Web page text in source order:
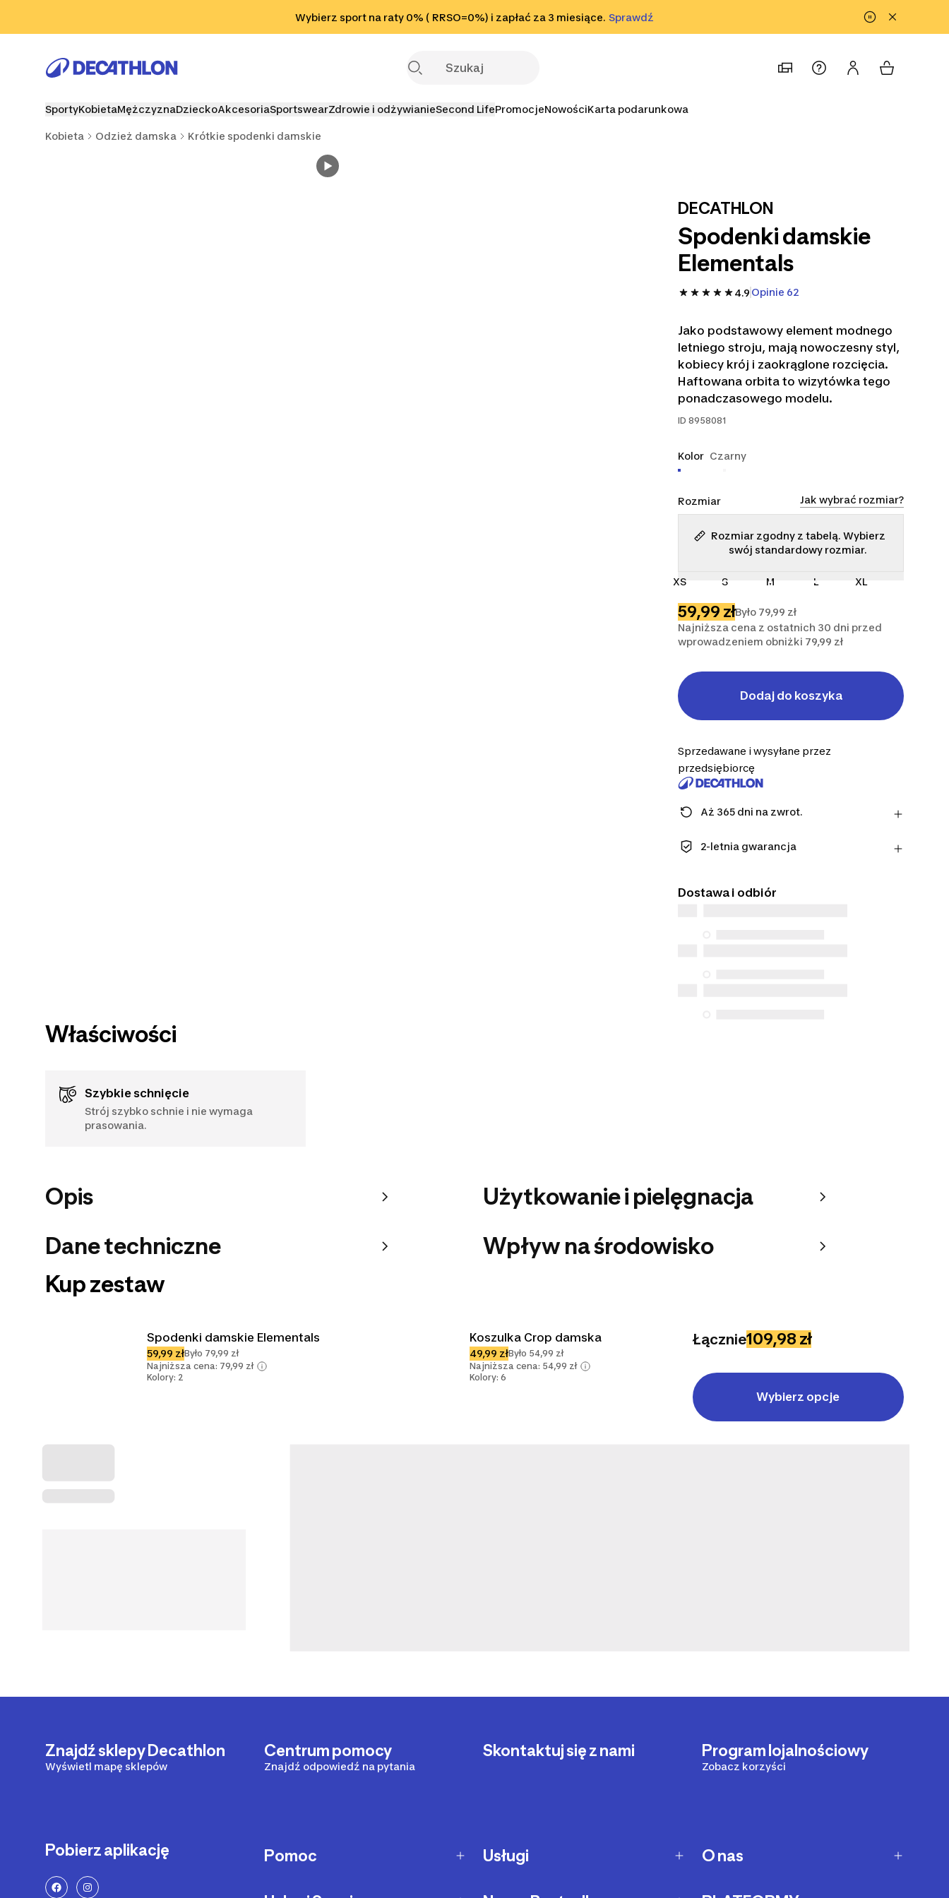
Przejdź do stopki
Wybierz sport na raty 0% ( RRSO=0%) i zapłać za 3 miesiące. Sprawdź
Sprawdź
Sprawdź
SportyKobietaMężczyznaDzieckoAkcesoriaSportswearZdrowie i odżywianieSecond LifePromocjeNowościKarta podarunkowa
Kobieta Odzież damska Krótkie spodenki damskie
DECATHLON
Spodenki damskie
Elementals
4.9 Opinie 62
Jako podstawowy element modnego
letniego stroju, mają nowoczesny styl,
kobiecy krój i zaokrąglone rozcięcia.
Haftowana orbita to wizytówka tego
ponadczasowego modelu.
ID 8958081
Kolor Czarny
Rozmiar Jak wybrać rozmiar?
Rozmiar zgodny z tabelą. Wybierz
swój standardowy rozmiar.
XS S M L XL
59,99 złByło 79,99 zł
Najniższa cena z ostatnich 30 dni przed
wprowadzeniem obniżki 79,99 zł
Dodaj do koszyka
Sprzedawane i wysyłane przez
przedsiębiorcę
Aż 365 dni na zwrot.
obowiązuje termin 14 dni.
2-letnia gwarancja
gwarancją na 2 lat
Dostawa i odbiór
Właściwości
Szybkie schnięcie
Strój szybko schnie i nie wymaga
prasowania.
Opis
Dane techniczne
Użytkowanie i pielęgnacja
Wpływ na środowisko
Kup zestaw
Spodenki damskie Elementals
59,99 złByło 79,99 zł
Najniższa cena: 79,99 zł
Kolory: 2
Koszulka Crop damska
49,99 złByło 54,99 zł
Najniższa cena: 54,99 zł
Kolory: 6
Łącznie109,98 zł
Wybierz opcje
Znajdź sklepy Decathlon
Wyświetl mapę sklepów
Centrum pomocy
Znajdź odpowiedź na pytania
Skontaktuj się z nami Program lojalnościowy
Zobacz korzyści
Pobierz aplikację Pomoc Usługi O nas